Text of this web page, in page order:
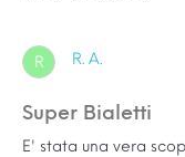
R R. A.
super Bialetti
E' stata una vera